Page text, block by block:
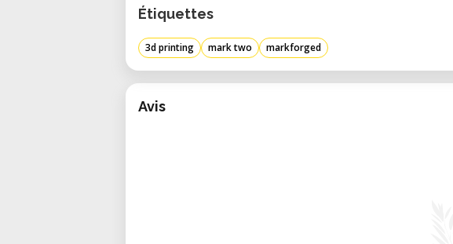
• Reforzamiento Continuo de Fibra (CFR)
• Fabricación por Filamento Fundido (FFF)
• Resolución de Capa:
• Predeterminada: 100 μm
• Máxima: 250 μm
Étiquettes
3d printing mark two markforged
Avis